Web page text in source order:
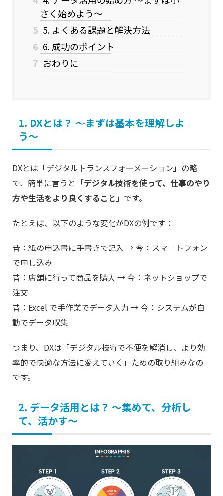
さく始めよう〜
5 5. よくある課題と解決方法
6 6. 成功のポイント
7 おわりに
1. DXとは？ 〜まずは基本を理解しよ
う〜
DXとは「デジタルトランスフォーメーション」の略
で、簡単に言うと 「デジタル技術を使って、仕事のやり
方や生活をより良くすること」 です。
たとえば、以下のような変化がDXの例です：
昔：紙の申込書に手書きで記入 → 今：スマートフォン
で申し込み
昔：店舗に行って商品を購入 → 今：ネットショップで
注文
昔：Excel で手作業でデータ入力 → 今：システムが自
動でデータ収集
つまり、DXは「デジタル技術で不便を解消し、より効
率的で快適な方法に変えていく」ための取り組みなの
です。
2. データ活用とは？ 〜集めて、分析し
て、活かす〜